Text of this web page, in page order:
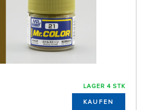
LAGER 4 STK
KAUFEN